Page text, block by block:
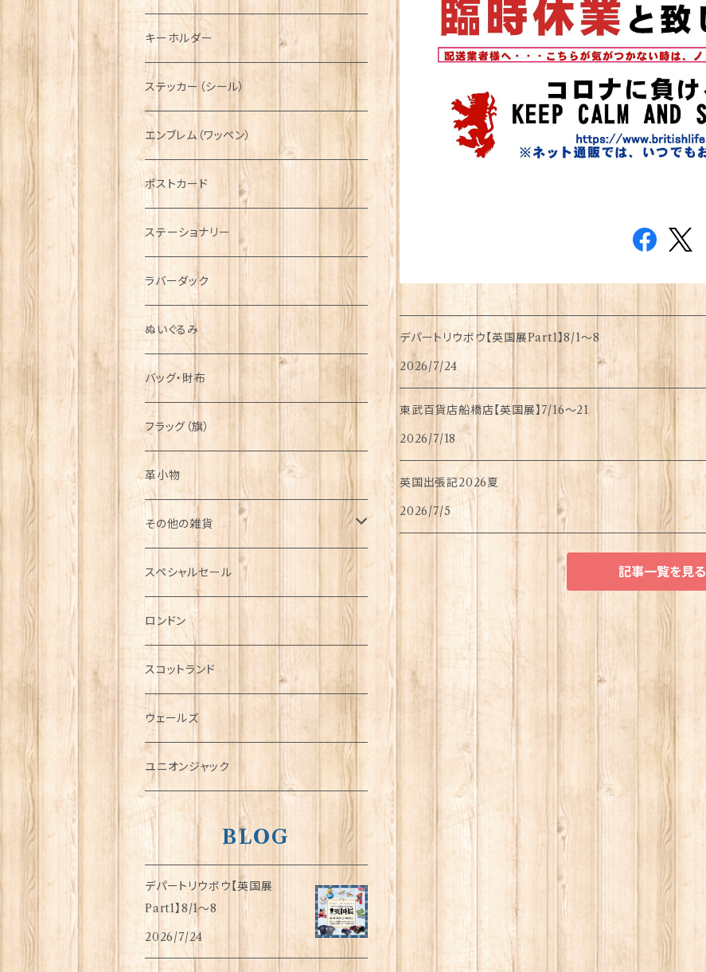
デパートリウボウ【英国展Part1】8/1〜8
2026/7/24
東武百貨店船橋店【英国展】7/16～21
2026/7/18
英国出張記2026夏
2026/7/5
記事一覧を見る
ディアストーカー
ニット帽
タータン【Glencroft】
ボタンラップマフラー【Aran Traditions】
スカーフ
ファッションマスク
その他のアクセサリー
ラブスプーン【PAUL CURTIS】
ティーコジー
その他テーブルウェア
乗り物
動物＆植物
国旗＆紋章
音楽＆楽器
ミリタリー
NAVY
AIRFORCE
ARMY
ピューター
キーホルダー
ステッカー（シール）
エンブレム（ワッペン）
ポストカード
ステーショナリー
ラバーダック
ぬいぐるみ
バッグ・財布
フラッグ（旗）
革小物
その他の雑貨
ミニカー
チャーム
犬グッズ
傘
指貫(シンブル)
スペシャルセール
ロンドン
スコットランド
ウェールズ
ユニオンジャック
BLOG
デパートリウボウ【英国展
Part1】8/1〜8
2026/7/24